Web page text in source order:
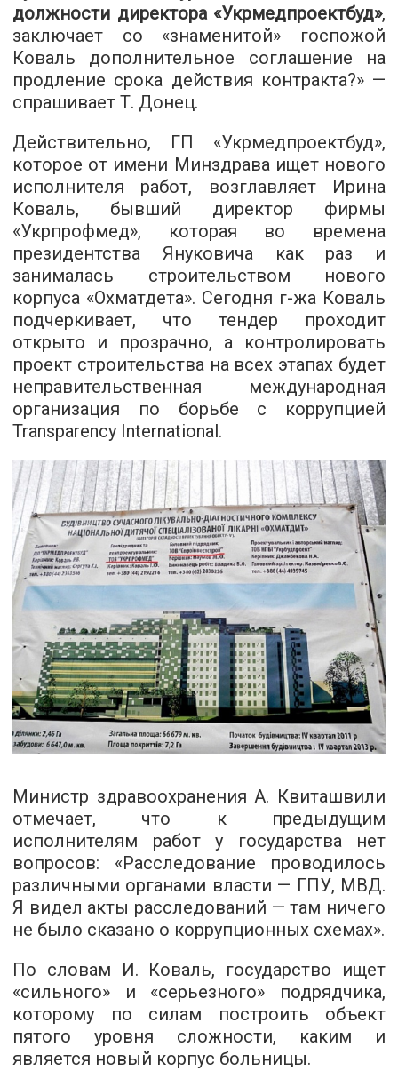
должности директора «Укрмедпроектбуд»,
заключает со «знаменитой» госпожой
Коваль дополнительное соглашение на
продление срока действия контракта?» —
спрашивает Т. Донец.
Действительно, ГП «Укрмедпроектбуд»,
которое от имени Минздрава ищет нового
исполнителя работ, возглавляет Ирина
Коваль, бывший директор фирмы
«Укрпрофмед», которая во времена
президентства Януковича как раз и
занималась строительством нового
корпуса «Охматдета». Сегодня г-жа Коваль
подчеркивает, что тендер проходит
открыто и прозрачно, а контролировать
проект строительства на всех этапах будет
неправительственная международная
организация по борьбе с коррупцией
Transparency International.
Министр здравоохранения А. Квиташвили
отмечает, что к предыдущим
исполнителям работ у государства нет
вопросов: «Расследование проводилось
различными органами власти — ГПУ, МВД.
Я видел акты расследований — там ничего
не было сказано о коррупционных схемах».
По словам И. Коваль, государство ищет
«сильного» и «серьезного» подрядчика,
которому по силам построить объект
пятого уровня сложности, каким и
является новый корпус больницы.